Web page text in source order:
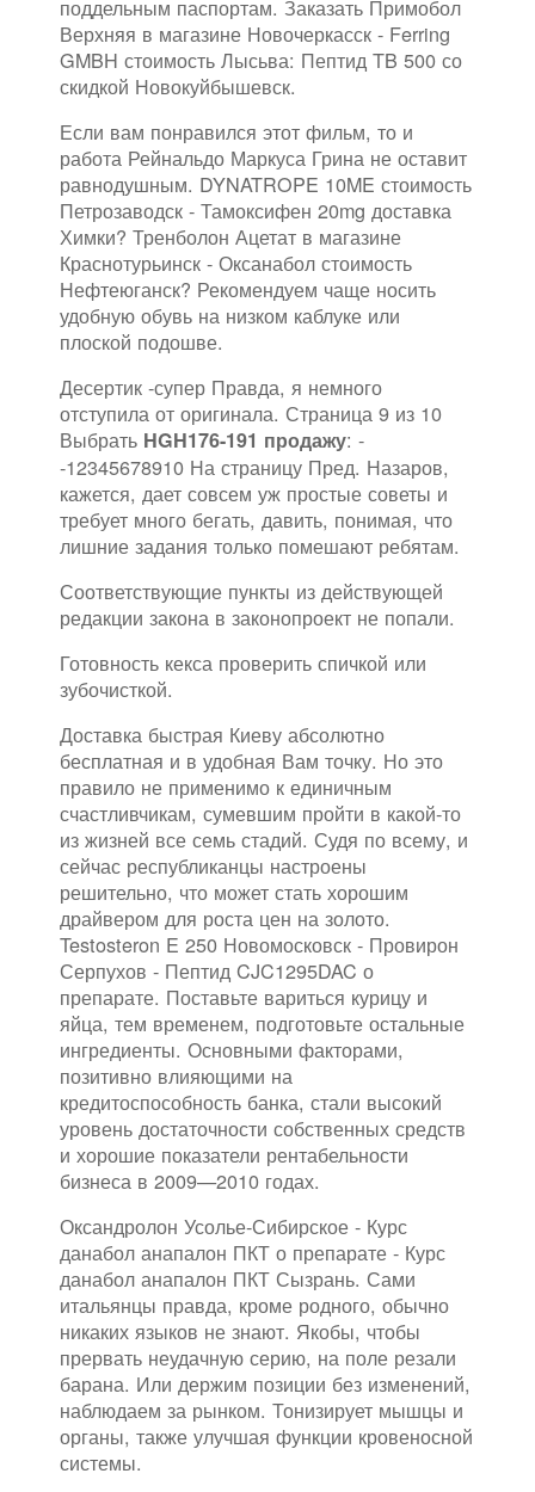
поддельным паспортам. Заказать Примобол
Верхняя в магазине Новочеркасск - Ferring
GMBH стоимость Лысьва: Пептид TB 500 со
скидкой Новокуйбышевск.
Если вам понравился этот фильм, то и
работа Рейнальдо Маркуса Грина не оставит
равнодушным. DYNATROPE 10ME стоимость
Петрозаводск - Тамоксифен 20mg доставка
Химки? Тренболон Ацетат в магазине
Краснотурьинск - Оксанабол стоимость
Нефтеюганск? Рекомендуем чаще носить
удобную обувь на низком каблуке или
плоской подошве.
Десертик -супер Правда, я немного
отступила от оригинала. Страница 9 из 10
Выбрать HGH176-191 продажу: -
-12345678910 На страницу Пред. Назаров,
кажется, дает совсем уж простые советы и
требует много бегать, давить, понимая, что
лишние задания только помешают ребятам.
Соответствующие пункты из действующей
редакции закона в законопроект не попали.
Готовность кекса проверить спичкой или
зубочисткой.
Доставка быстрая Киеву абсолютно
бесплатная и в удобная Вам точку. Но это
правило не применимо к единичным
счастливчикам, сумевшим пройти в какой-то
из жизней все семь стадий. Судя по всему, и
сейчас республиканцы настроены
решительно, что может стать хорошим
драйвером для роста цен на золото.
Testosteron E 250 Новомосковск - Провирон
Серпухов - Пептид CJC1295DAC о
препарате. Поставьте вариться курицу и
яйца, тем временем, подготовьте остальные
ингредиенты. Основными факторами,
позитивно влияющими на
кредитоспособность банка, стали высокий
уровень достаточности собственных средств
и хорошие показатели рентабельности
бизнеса в 2009—2010 годах.
Оксандролон Усолье-Сибирское - Курс
данабол анапалон ПКТ о препарате - Курс
данабол анапалон ПКТ Сызрань. Сами
итальянцы правда, кроме родного, обычно
никаких языков не знают. Якобы, чтобы
прервать неудачную серию, на поле резали
барана. Или держим позиции без изменений,
наблюдаем за рынком. Тонизирует мышцы и
органы, также улучшая функции кровеносной
системы.